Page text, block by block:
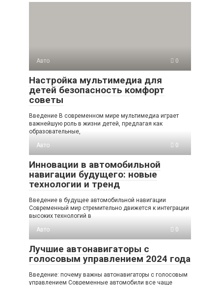
Авто 0
Настройка мультимедиа для
детей безопасность комфорт
советы
Введение В современном мире мультимедиа играет
важнейшую роль в жизни детей, предлагая как
образовательные,
Авто
0
Инновации в автомобильной
навигации будущего: новые
технологии и тренд
Введение в будущее автомобильной навигации
Современный мир стремительно движется к интеграции
высоких технологий в
Авто
0
Лучшие автонавигаторы с
голосовым управлением 2024 года
Введение: почему важны автонавигаторы с голосовым
управлением Современные автомобили все чаще